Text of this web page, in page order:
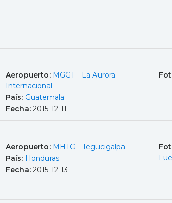
Aeropuerto: MGGT - La Aurora
Internacional
País: Guatemala
Fecha: 2015-12-11
Aeropuerto: MHTG - Tegucigalpa
País: Honduras
Fecha: 2015-12-13